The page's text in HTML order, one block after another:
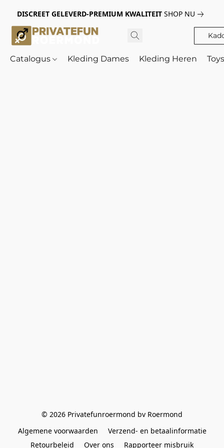
DISCREET GELEVERD-PREMIUM KWALITEIT SHOP NU
Catalogus Kleding Dames Kleding Heren
© 2026 Privatefunroermond bv Roermond
Algemene voorwaarden
Verzend- en betaalinformatie
Retourbeleid
Over ons Rapporteer misbruik